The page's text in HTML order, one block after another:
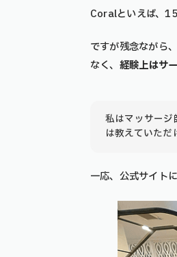
Coralといえば、
ですが残念ながら
なく、 経験上はサ
私はマッサージ
は教えていただ
一応、公式サイト